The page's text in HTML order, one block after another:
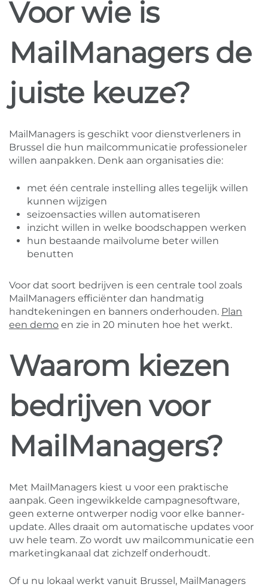
Voor wie is
MailManagers de
juiste keuze?
MailManagers is geschikt voor dienstverleners in
Brussel die hun mailcommunicatie professioneler
willen aanpakken. Denk aan organisaties die:
met één centrale instelling alles tegelijk willen
kunnen wijzigen
seizoensacties willen automatiseren
inzicht willen in welke boodschappen werken
hun bestaande mailvolume beter willen
benutten
Voor dat soort bedrijven is een centrale tool zoals
MailManagers efficiënter dan handmatig
handtekeningen en banners onderhouden. Plan
een demo en zie in 20 minuten hoe het werkt.
Waarom kiezen
bedrijven voor
MailManagers?
Met MailManagers kiest u voor een praktische
aanpak. Geen ingewikkelde campagnesoftware,
geen externe ontwerper nodig voor elke banner-
update. Alles draait om automatische updates voor
uw hele team. Zo wordt uw mailcommunicatie een
marketingkanaal dat zichzelf onderhoudt.
Of u nu lokaal werkt vanuit Brussel, MailManagers